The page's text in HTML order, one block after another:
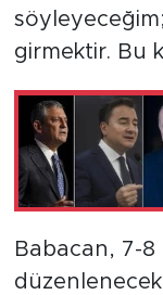
söyleyeceğim;
girmektir. Bu
Babacan, 7-8
düzenlenecek